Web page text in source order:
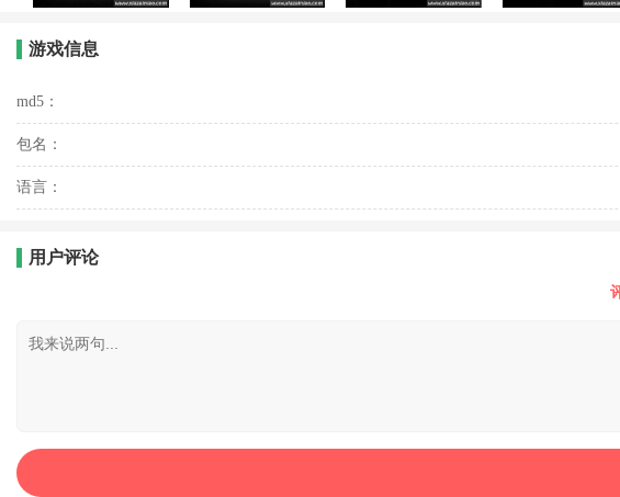
游戏信息
md5：
包名：
语言：
用户评论